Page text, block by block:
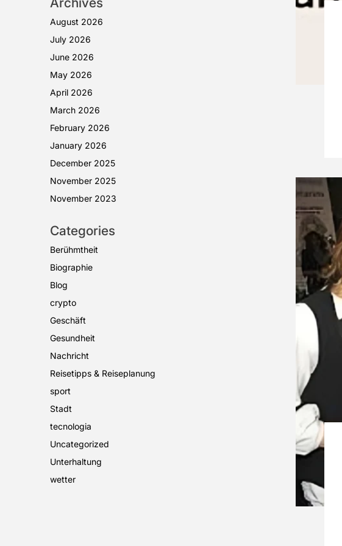
August 2026
July 2026
June 2026
May 2026
April 2026
March 2026
February 2026
January 2026
December 2025
November 2025
November 2023
Categories
Berühmtheit
Biographie
Blog
crypto
Geschäft
Gesundheit
Nachricht
Reisetipps & Reiseplanung
sport
Stadt
tecnologia
Uncategorized
Unterhaltung
wetter